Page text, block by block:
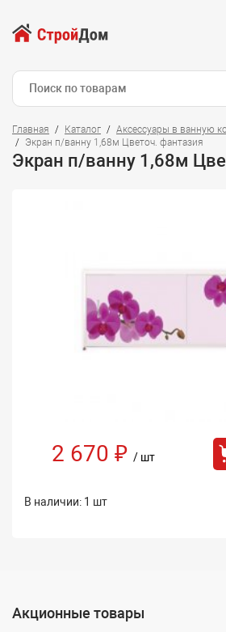
Главная Каталог Аксессуары в ванную
Экран п/ванну 1,68м Цветоч. фантазия
Экран п/ванну 1,68м
2 670 ₽ / шт
В наличии: 1 шт
Акционные товары